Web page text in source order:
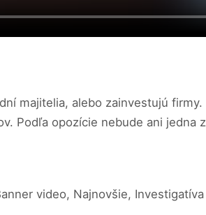
majitelia, alebo zainvestujú
Podľa opozície nebude ani jedna
video, Najnovšie, Investigatíva